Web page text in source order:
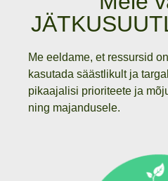
Me eeldame, et ressursid
kasutada säästlikult ja
pikaajalisi prioriteete ja
ning majandusele.